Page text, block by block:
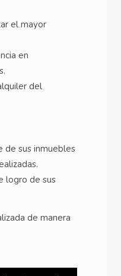
el mayor
en
del
de sus inmuebles
logro de sus
de manera